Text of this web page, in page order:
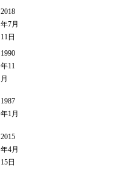
2018
年7月
11日
1990
年11
月
1987
年1月
2015
年4月
15日